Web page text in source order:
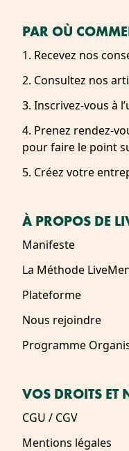
PAR OÙ
1. Recevez nos
2. Consultez nos
3. Inscrivez-vous à
4. Prenez rendez-
pour faire le point
5. Créez votre
À PROPOS DE
Manifeste
La Méthode
Plateforme
Nous rejoindre
Programme
VOS DROITS ET
CGU / CGV
Mentions légales